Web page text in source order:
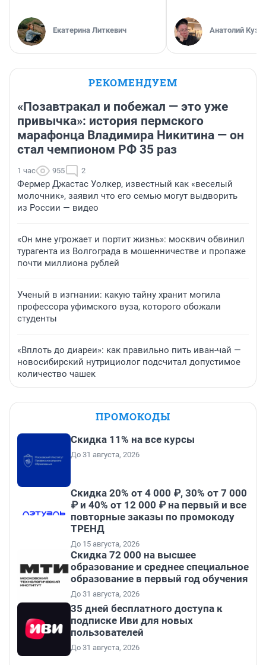
Екатерина Литкевич Анатолий
РЕКОМЕНДУЕМ
«Позавтракал и побежал — это уже
привычка»: история пермского
марафонца Владимира Никитина — он
стал чемпионом РФ 35 раз
1 час 955 2
Фермер Джастас Уолкер, известный как «веселый
молочник», заявил что его семью могут выдворить
из России — видео
«Он мне угрожает и портит жизнь»: москвич обвинил
турагента из Волгограда в мошенничестве и пропаже
почти миллиона рублей
Ученый в изгнании: какую тайну хранит могила
профессора уфимского вуза, которого обожали
студенты
«Вплоть до диареи»: как правильно пить иван-чай —
новосибирский нутрициолог подсчитал допустимое
количество чашек
ПРОМОКОДЫ
Скидка 11% на все курсы
До 31 августа, 2026
Скидка 20% от 4 000 ₽, 30% от 7 000
₽ и 40% от 12 000 ₽ на первый и все
повторные заказы по промокоду
ТРЕНД
До 15 августа, 2026
Скидка 72 000 на высшее
образование и среднее специальное
образование в первый год обучения
До 31 августа, 2026
35 дней бесплатного доступа к
подписке Иви для новых
пользователей
До 31 августа, 2026